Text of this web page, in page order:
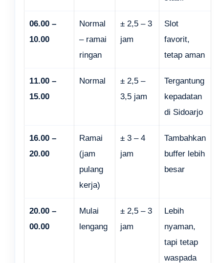
06.00 –
10.00
Normal
– ramai
ringan
± 2,5 – 3
jam
Slot
favorit,
tetap aman
11.00 –
15.00
Normal
± 2,5 –
3,5 jam
Tergantung
kepadatan
di Sidoarjo
16.00 –
20.00
Ramai
(jam
pulang
kerja)
± 3 – 4
jam
Tambahkan
buffer lebih
besar
20.00 –
00.00
Mulai
lengang
± 2,5 – 3
jam
Lebih
nyaman,
tapi tetap
waspada